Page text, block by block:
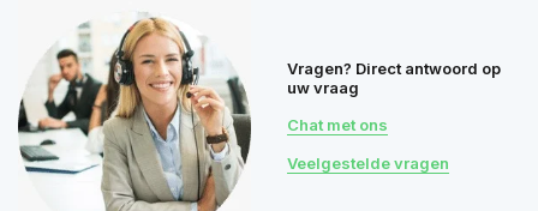
Vragen? Direct antwoord op
uw vraag
Chat met ons
Veelgestelde vragen